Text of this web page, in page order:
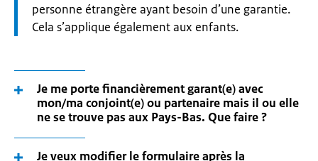
personne étrangère ayant besoin d’une garantie.
Cela s’applique également aux enfants.
Je me porte financièrement garant(e) avec
mon/ma conjoint(e) ou partenaire mais il ou elle
ne se trouve pas aux Pays-Bas. Que faire ?
Je veux modifier le formulaire après la